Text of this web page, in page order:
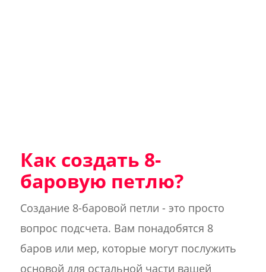
Как создать 8-
баровую петлю?
Создание 8-баровой петли - это просто
вопрос подсчета. Вам понадобятся 8
баров или мер, которые могут послужить
основой для остальной части вашей